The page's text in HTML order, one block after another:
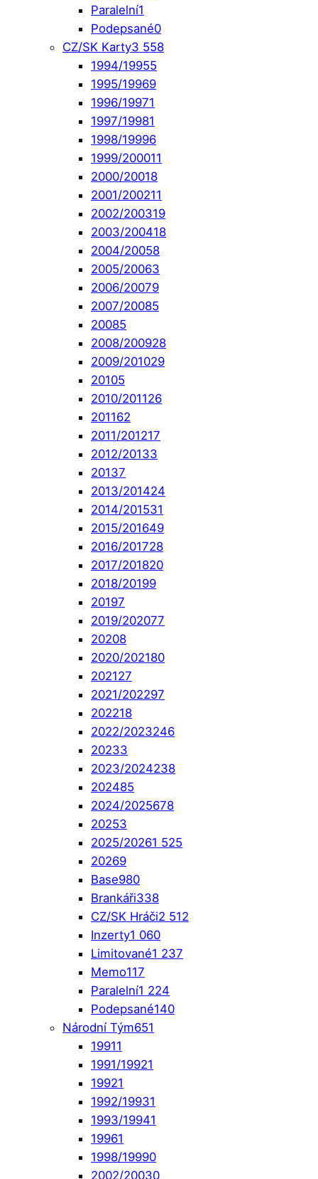
Paralelní1
Podepsané0
CZ/SK Karty3 558
1994/19955
1995/19969
1996/19971
1997/19981
1998/19996
1999/200011
2000/20018
2001/200211
2002/200319
2003/200418
2004/20058
2005/20063
2006/20079
2007/20085
20085
2008/200928
2009/201029
20105
2010/201126
201162
2011/201217
2012/20133
20137
2013/201424
2014/201531
2015/201649
2016/201728
2017/201820
2018/20199
20197
2019/202077
20208
2020/202180
202127
2021/202297
202218
2022/2023246
20233
2023/2024238
202485
2024/2025678
20253
2025/20261 525
20269
Base980
Brankáři338
CZ/SK Hráči2 512
Inzerty1 060
Limitované1 237
Memo117
Paralelní1 224
Podepsané140
Národní Tým651
19911
1991/19921
19921
1992/19931
1993/19941
19961
1998/19990
2002/20030